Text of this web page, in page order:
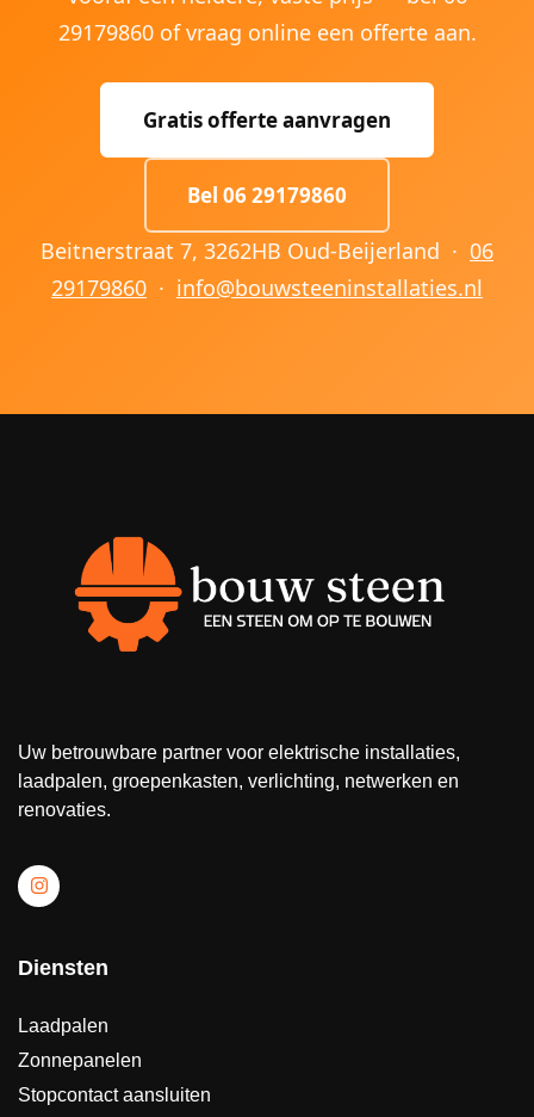
29179860 of vraag online een offerte aan.
Gratis offerte aanvragen
Bel 06 29179860
Beitnerstraat 7, 3262HB Oud-Beijerland · 06
29179860 · info@bouwsteeninstallaties.nl
Uw betrouwbare partner voor elektrische installaties,
laadpalen, groepenkasten, verlichting, netwerken en
renovaties.
Diensten
Laadpalen
Zonnepanelen
Stopcontact aansluiten